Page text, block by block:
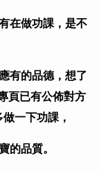
在做功課，是不
有的品德，想了
頁已有公佈對方
一下功課，
的品質。